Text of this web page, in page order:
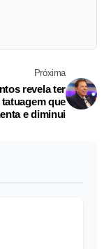
Próxima
revela ter
tatuagem que
e diminui